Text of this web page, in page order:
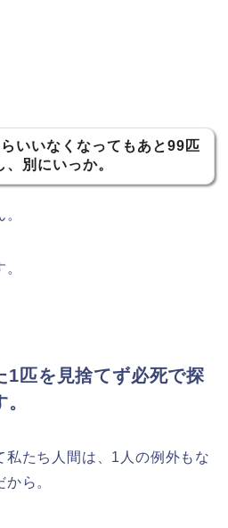
いいなくなってもあと99匹
、別にいっか。
1匹を見捨てず必死で探
私たち人間は、1人の例外もな
ら。